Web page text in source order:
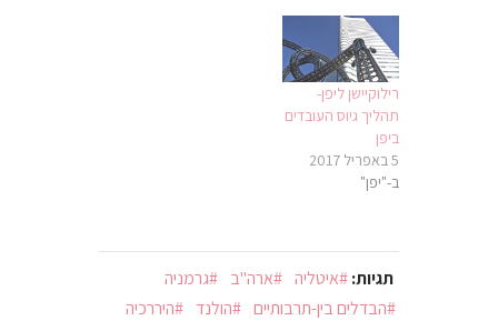
רילוקיישן ליפן-
תהליך גיוס העובדים
ביפן
5 באפריל 2017
ב-"יפן"
תגיות: איטליה ארה"ב
גרמניה
הבדלים בין-תרבותיים
הולנד
היררכיה